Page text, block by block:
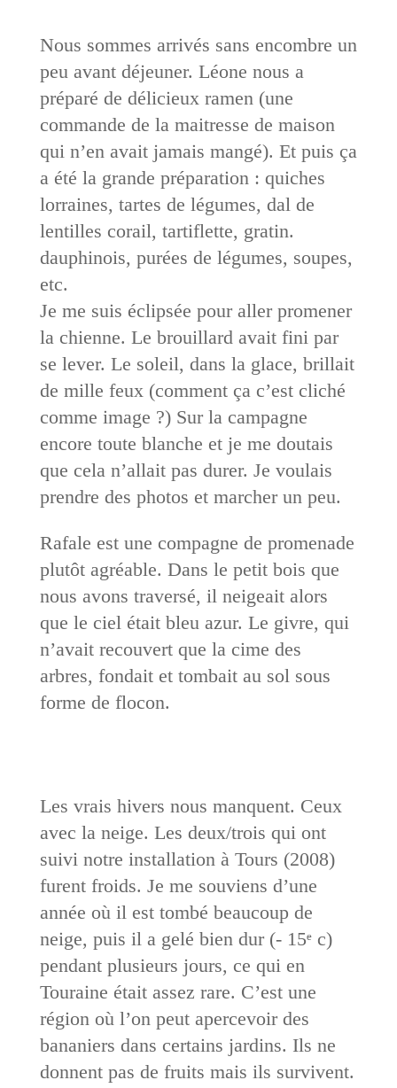
Nous sommes arrivés sans encombre un
peu avant déjeuner. Léone nous a
préparé de délicieux ramen (une
commande de la maitresse de maison
qui n’en avait jamais mangé). Et puis ça
a été la grande préparation : quiches
lorraines, tartes de légumes, dal de
lentilles corail, tartiflette, gratin.
dauphinois, purées de légumes, soupes,
etc.
Je me suis éclipsée pour aller promener
la chienne. Le brouillard avait fini par
se lever. Le soleil, dans la glace, brillait
de mille feux (comment ça c’est cliché
comme image ?) Sur la campagne
encore toute blanche et je me doutais
que cela n’allait pas durer. Je voulais
prendre des photos et marcher un peu.
Rafale est une compagne de promenade
plutôt agréable. Dans le petit bois que
nous avons traversé, il neigeait alors
que le ciel était bleu azur. Le givre, qui
n’avait recouvert que la cime des
arbres, fondait et tombait au sol sous
forme de flocon.
Les vrais hivers nous manquent. Ceux
avec la neige. Les deux/trois qui ont
suivi notre installation à Tours (2008)
furent froids. Je me souviens d’une
année où il est tombé beaucoup de
neige, puis il a gelé bien dur (- 15ᵉ c)
pendant plusieurs jours, ce qui en
Touraine était assez rare. C’est une
région où l’on peut apercevoir des
bananiers dans certains jardins. Ils ne
donnent pas de fruits mais ils survivent.